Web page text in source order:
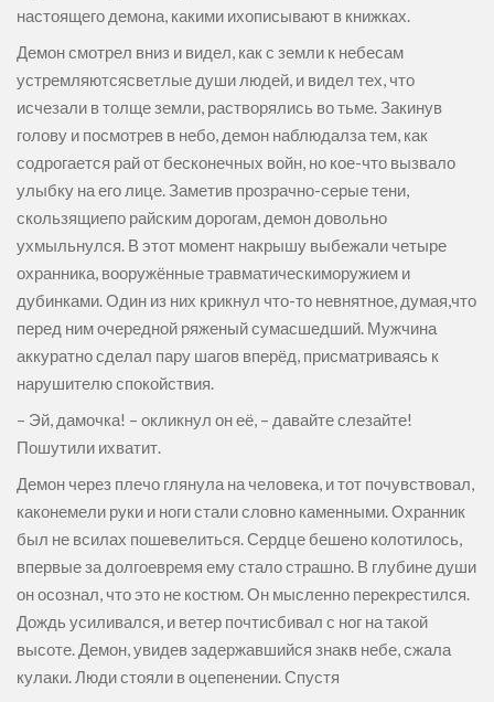
настоящего демона, какими ихописывают в книжках.
Демон смотрел вниз и видел, как с земли к небесам
устремляютсясветлые души людей, и видел тех, что
исчезали в толще земли, растворялись во тьме. Закинув
голову и посмотрев в небо, демон наблюдалза тем, как
содрогается рай от бесконечных войн, но кое-что вызвало
улыбку на его лице. Заметив прозрачно-серые тени,
скользящиепо райским дорогам, демон довольно
ухмыльнулся. В этот момент накрышу выбежали четыре
охранника, вооружённые травматическиморужием и
дубинками. Один из них крикнул что-то невнятное, думая,что
перед ним очередной ряженый сумасшедший. Мужчина
аккуратно сделал пару шагов вперёд, присматриваясь к
нарушителю спокойствия.
– Эй, дамочка! – окликнул он её, – давайте слезайте!
Пошутили ихватит.
Демон через плечо глянула на человека, и тот почувствовал,
каконемели руки и ноги стали словно каменными. Охранник
был не всилах пошевелиться. Сердце бешено колотилось,
впервые за долгоевремя ему стало страшно. В глубине души
он осознал, что это не костюм. Он мысленно перекрестился.
Дождь усиливался, и ветер почтисбивал с ног на такой
высоте. Демон, увидев задержавшийся знакв небе, сжала
кулаки. Люди стояли в оцепенении. Спустя